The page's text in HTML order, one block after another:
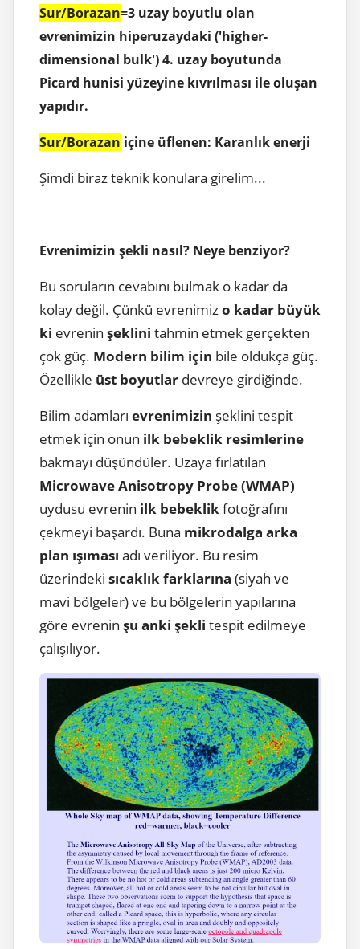
Sur/Borazan=3 uzay boyutlu olan
evrenimizin hiperuzaydaki ('higher-
dimensional bulk') 4. uzay boyutunda
Picard hunisi yüzeyine kıvrılması ile oluşan
yapıdır.
Sur/Borazan içine üflenen: Karanlık enerji
Şimdi biraz teknik konulara girelim...
Evrenimizin şekli nasıl? Neye benziyor?
Bu soruların cevabını bulmak o kadar da
kolay değil. Çünkü evrenimizo kadar büyük
ki evrenin şeklini tahmin etmek gerçekten
çok güç. Modern bilim için bile oldukça güç.
Özellikle üst boyutlar devreye girdiğinde.
Bilim adamları evrenimizin şeklini tespit
etmek için onun ilk bebeklik resimlerine
bakmayı düşündüler. Uzaya fırlatılan
Microwave Anisotropy Probe (WMAP)
uydusu evrenin ilk bebeklikfotoğrafını
çekmeyi başardı. Buna mikrodalga arka
plan ışıması adı veriliyor. Bu resim
üzerindeki sıcaklık farklarına (siyah ve
mavi bölgeler) ve bu bölgelerin yapılarına
göre evrenin şu anki şekli tespit edilmeye
çalışılıyor.